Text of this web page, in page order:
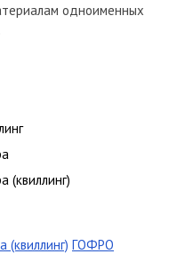
одноименных
(квиллинг)
(квиллинг) ГОФРО